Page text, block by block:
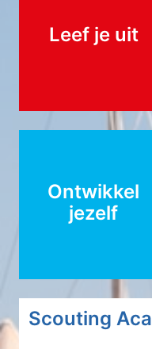
Leef je uit
Ontwikkel
jezelf
Scouting